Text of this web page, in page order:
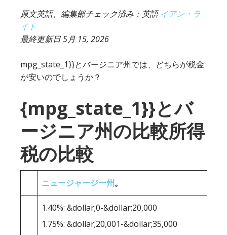
原文英語、編集部チェック済み：英語イアン・ラ
イト
最終更新日5月 15, 2026
mpg_state_1}}とバージニア州では、どちらが税金
が安いのでしょうか？
{mpg_state_1}}とバ
ージニア州の比較所得
税の比較
ニュージャージー州。
1.40%: &dollar;0-&dollar;20,000
1.75%: &dollar;20,001-&dollar;35,000